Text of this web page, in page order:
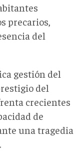
precarios,
del
gestión del
del
crecientes
de
una tragedia